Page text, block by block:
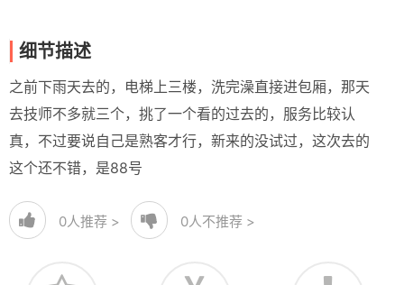
细节描述
之前下雨天去的，电梯上三楼，洗完澡直接进包厢，那天
去技师不多就三个，挑了一个看的过去的，服务比较认
真，不过要说自己是熟客才行，新来的没试过，这次去的
这个还不错，是88号
0人推荐 > 0人不推荐 >